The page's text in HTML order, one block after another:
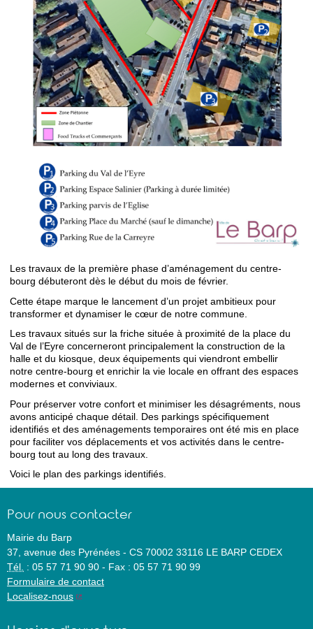
Les travaux de la première phase d’aménagement du centre-
bourg débuteront dès le début du mois de février.
Cette étape marque le lancement d’un projet ambitieux pour
transformer et dynamiser le cœur de notre commune.
Les travaux situés sur la friche située à proximité de la place du
Val de l’Eyre concerneront principalement la construction de la
halle et du kiosque, deux équipements qui viendront embellir
notre centre-bourg et enrichir la vie locale en offrant des espaces
modernes et conviviaux.
Pour préserver votre confort et minimiser les désagréments, nous
avons anticipé chaque détail. Des parkings spécifiquement
identifiés et des aménagements temporaires ont été mis en place
pour faciliter vos déplacements et vos activités dans le centre-
bourg tout au long des travaux.
Voici le plan des parkings identifiés.
Pour nous contacter
Mairie du Barp
37, avenue des Pyrénées - CS 70002 33116 LE BARP CEDEX
Tél. : 05 57 71 90 90 - Fax : 05 57 71 90 99
Formulaire de contact
Localisez-nous